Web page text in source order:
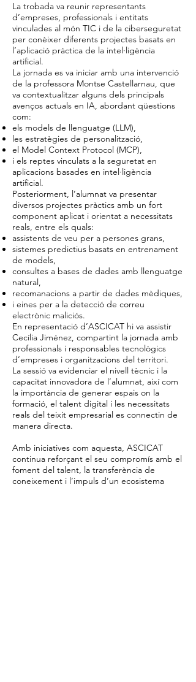
La trobada va reunir representants
d’empreses, professionals i entitats
vinculades al món TIC i de la ciberseguretat
per conèixer diferents projectes basats en
l’aplicació pràctica de la intel·ligència
artificial.
La jornada es va iniciar amb una intervenció
de la professora Montse Castellarnau, que
va contextualitzar alguns dels principals
avenços actuals en IA, abordant qüestions
com:
els models de llenguatge (LLM),
les estratègies de personalització,
el Model Context Protocol (MCP),
i els reptes vinculats a la seguretat en
aplicacions basades en intel·ligència
artificial.
Posteriorment, l’alumnat va presentar
diversos projectes pràctics amb un fort
component aplicat i orientat a necessitats
reals, entre els quals:
assistents de veu per a persones grans,
sistemes predictius basats en entrenament
de models,
consultes a bases de dades amb llenguatge
natural,
recomanacions a partir de dades mèdiques,
i eines per a la detecció de correu
electrònic maliciós.
En representació d’ASCICAT hi va assistir
Cecília Jiménez, compartint la jornada amb
professionals i responsables tecnològics
d’empreses i organitzacions del territori.
La sessió va evidenciar el nivell tècnic i la
capacitat innovadora de l’alumnat, així com
la importància de generar espais on la
formació, el talent digital i les necessitats
reals del teixit empresarial es connectin de
manera directa.
Amb iniciatives com aquesta, ASCICAT
continua reforçant el seu compromís amb el
foment del talent, la transferència de
coneixement i l’impuls d’un ecosistema